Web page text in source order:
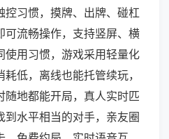
控习惯，摸牌、出牌、碰杠
可流畅操作，支持竖屏、横
使用习惯，游戏采用轻量化
低，离线也能托管续玩，
随地都能开局，真人实时匹
到水平相当的对手，亲友圈